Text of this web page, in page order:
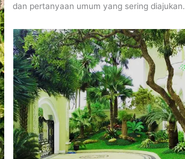
dan pertanyaan umum yang sering diajukan.